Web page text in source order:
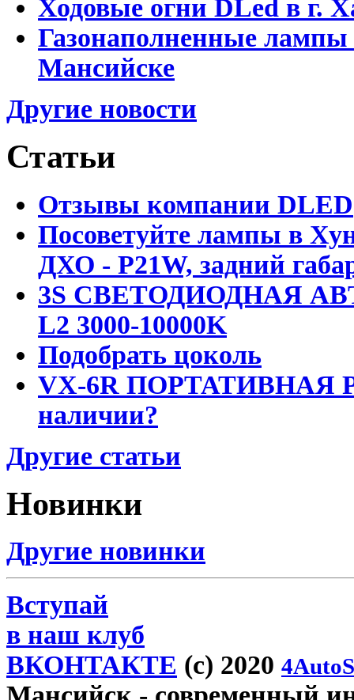
Ходовые огни DLed в г.
Газонаполненные
Мансийске
Другие новости
Статьи
Отзывы компании DLED
Посоветуйте лампы в
ДХО - P21W, задний
3S СВЕТОДИОДНАЯ
L2 3000-10000K
Подобрать цоколь
VX-6R ПОРТАТИВНАЯ
наличии?
Другие статьи
Новинки
Другие новинки
Вступай
в наш клуб
ВКОНТАКТЕ (c) 2020